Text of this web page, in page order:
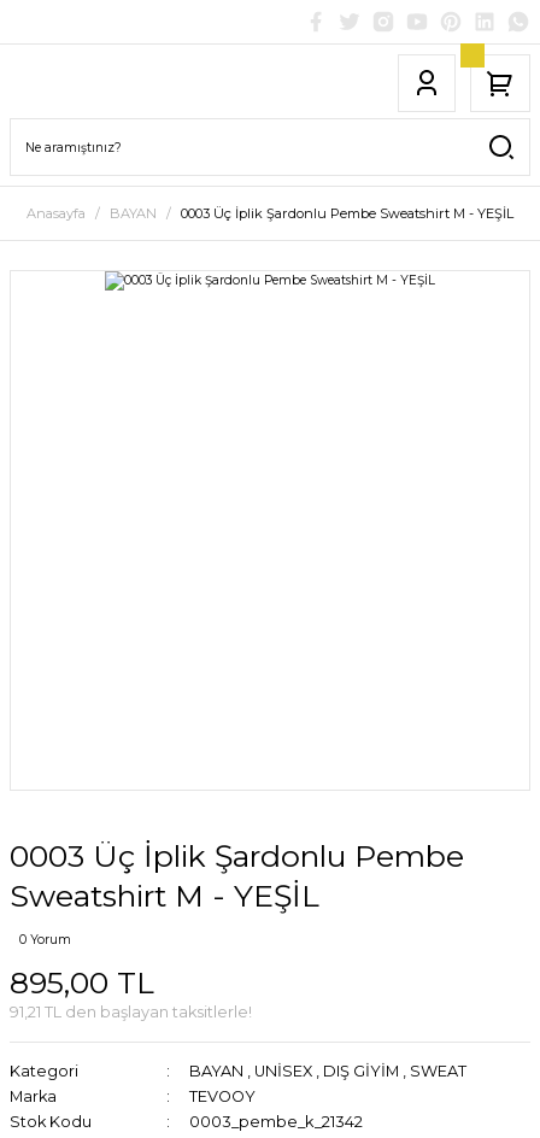
Anasayfa BAYAN 0003 Üç İplik Şardonlu Pembe Sweatshirt M - YEŞİL
0003 Üç İplik Şardonlu Pembe
Sweatshirt M - YEŞİL
0 Yorum
895,00 TL
91,21 TL den başlayan taksitlerle!
Kategori BAYAN , UNİSEX , DIŞ GİYİM , SWEAT
Marka
TEVOOY
Stok Kodu
0003_pembe_k_21342